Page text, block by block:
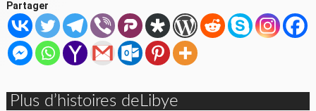
Partager
Plus d’histoires deLibye